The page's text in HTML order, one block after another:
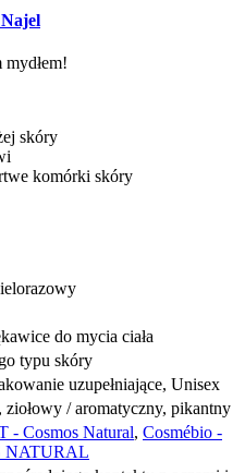
mydłem!
skóry
komórki skóry
do mycia ciała
typu skóry
uzupełniające, Unisex
ziołowy / aromatyczny, pikantny
- Cosmos Natural, Cosmébio -
NATURAL